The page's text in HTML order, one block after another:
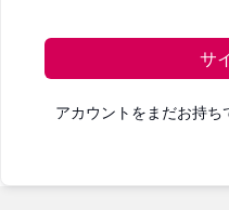
サ
アカウントをまだお持ち